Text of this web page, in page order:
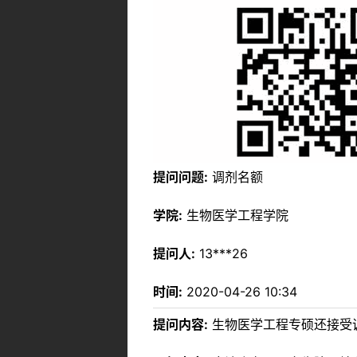
提问问题: 调剂名额
学院: 生物医学工程学院
提问人: 13***26
时间: 2020-04-26 10:34
提问内容: 生物医学工程专硕还接受